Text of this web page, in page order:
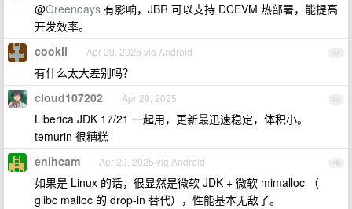
@Greendays 有影响，JBR 可以支持 DCEVM 热部署，能提高
开发效率。
44
cookii Apr 29, 2025 via Android
有什么太大差别吗？
45
cloud107202 Apr 29, 2025
Liberica JDK 17/21 一起用，更新最迅速稳定，体积小。
temurin 很糟糕
46
enihcam Apr 29, 2025 via Android
如果是 Linux 的话，很显然是微软 JDK + 微软 mimalloc （
glibc malloc 的 drop-in 替代），性能基本无敌了。